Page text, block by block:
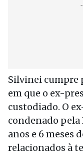
Silvinei cumpre
em que o ex-
custodiado. O
condenado pela
anos e 6 meses
relacionados à